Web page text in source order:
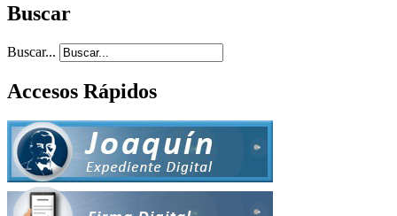
Buscar
Buscar...
Accesos Rápidos